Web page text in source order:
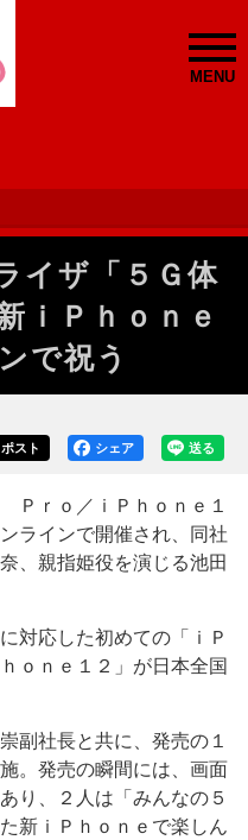
MENU
イザ「５Ｇ体
ｉＰｈｏｎｅ
で祝う
送る
シェア
ポスト
ｒｏ／ｉＰｈｏｎｅ１
ラインで開催され、同社
、親指姫役を演じる池田
対応した初めての「ｉＰ
ｏｎｅ１２」が日本全国
副社長と共に、発売の１
。発売の瞬間には、画面
り、２人は「みんなの５
新ｉＰｈｏｎｅで楽しん